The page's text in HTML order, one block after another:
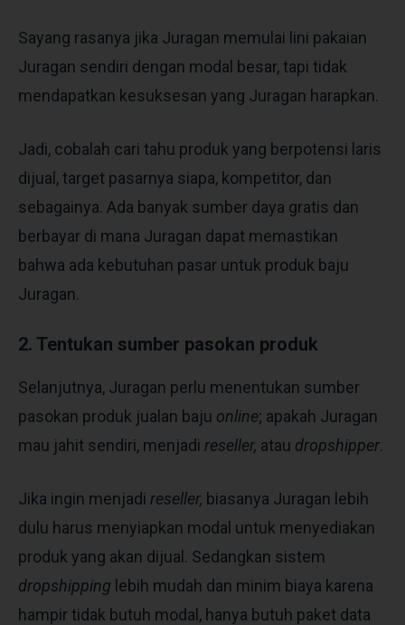
Sayang rasanya jika Juragan memulai lini pakaian
Juragan sendiri dengan modal besar, tapi tidak
mendapatkan kesuksesan yang Juragan harapkan.
Jadi, cobalah cari tahu produk yang berpotensi laris
dijual, target pasarnya siapa, kompetitor, dan
sebagainya. Ada banyak sumber daya gratis dan
berbayar di mana Juragan dapat memastikan
bahwa ada kebutuhan pasar untuk produk baju
Juragan.
2. Tentukan sumber pasokan produk
Selanjutnya, Juragan perlu menentukan sumber
pasokan produk jualan baju online; apakah Juragan
mau jahit sendiri, menjadi reseller, atau dropshipper.
Jika ingin menjadi reseller, biasanya Juragan lebih
dulu harus menyiapkan modal untuk menyediakan
produk yang akan dijual. Sedangkan sistem
dropshipping lebih mudah dan minim biaya karena
hampir tidak butuh modal, hanya butuh paket data